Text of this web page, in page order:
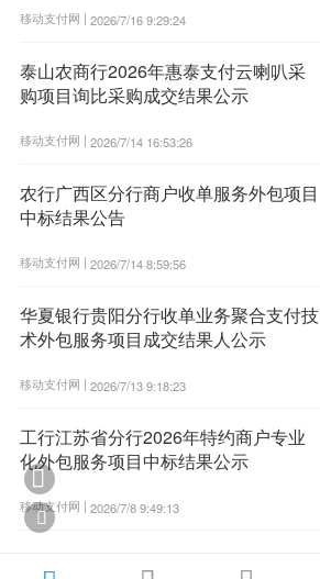
移动支付网 | 2026/7/16 9:29:24
泰山农商行2026年惠泰支付云喇叭采
购项目询比采购成交结果公示
移动支付网 | 2026/7/14 16:53:26
农行广西区分行商户收单服务外包项目
中标结果公告
移动支付网 | 2026/7/14 8:59:56
华夏银行贵阳分行收单业务聚合支付技
术外包服务项目成交结果人公示
移动支付网 | 2026/7/13 9:18:23
工行江苏省分行2026年特约商户专业
化外包服务项目中标结果公示
移动支付网 | 2026/7/8 9:49:13

